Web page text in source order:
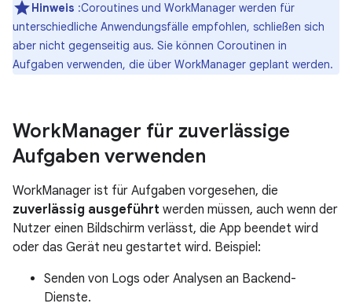
Hinweis :Coroutines und WorkManager werden für
unterschiedliche Anwendungsfälle empfohlen, schließen sich
aber nicht gegenseitig aus. Sie können Coroutinen in
Aufgaben verwenden, die über WorkManager geplant werden.
WorkManager für zuverlässige
Aufgaben verwenden
WorkManager ist für Aufgaben vorgesehen, die
zuverlässig ausgeführt werden müssen, auch wenn der
Nutzer einen Bildschirm verlässt, die App beendet wird
oder das Gerät neu gestartet wird. Beispiel:
Senden von Logs oder Analysen an Backend-
Dienste.